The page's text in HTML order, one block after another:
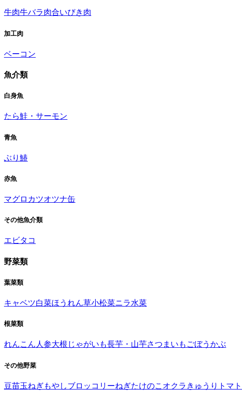
牛肉牛バラ肉合いびき肉
加工肉
ベーコン
魚介類
白身魚
たら鮭・サーモン
青魚
ぶり 鰆
赤魚
マグロ カツオツナ缶
その他魚介類
エビタコ
野菜類
葉菜類
キャベツ白菜ほうれん草小松菜ニラ水菜
根菜類
れんこん人参大根 じゃがいも長芋・山芋さつまいも ごぼう かぶ
その他野菜
豆苗玉ねぎもやしブロッコリーねぎたけのこ オクラ きゅうり トマト